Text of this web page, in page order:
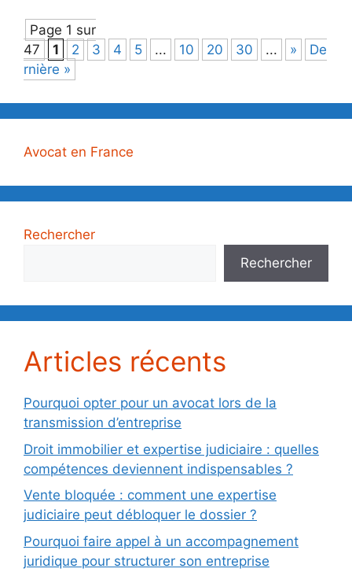
Page 1 sur
47
1 2 3 4 5 ... 10 20 30 ... »
De
rnière »
Avocat en France
Rechercher
Rechercher
Articles récents
Pourquoi opter pour un avocat lors de la
transmission d’entreprise
Droit immobilier et expertise judiciaire : quelles
compétences deviennent indispensables ?
Vente bloquée : comment une expertise
judiciaire peut débloquer le dossier ?
Pourquoi faire appel à un accompagnement
juridique pour structurer son entreprise